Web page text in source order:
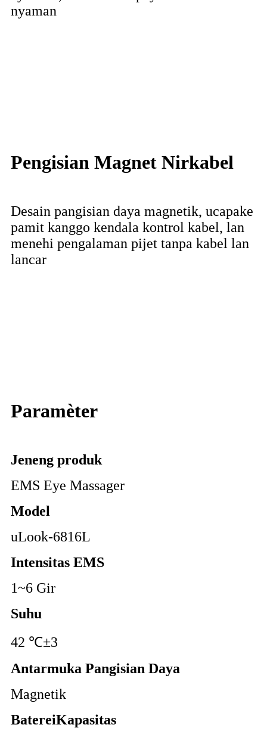
nyaman
Pengisian Magnet Nirkabel
Desain pangisian daya magnetik, ucapake
pamit kanggo kendala kontrol kabel, lan
menehi pengalaman pijet tanpa kabel lan
lancar
Paramèter
Jeneng produk
EMS Eye Massager
Model
uLook-6816L
Intensitas EMS
1~6 Gir
Suhu
42 ℃±3
Antarmuka Pangisian Daya
Magnetik
BatereiKapasitas